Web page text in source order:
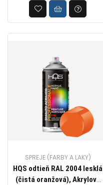
SPREJE (FARBY A LAKY)
HQS odtieň RAL 2004 lesklá
(čistá oranžová), Akrylová